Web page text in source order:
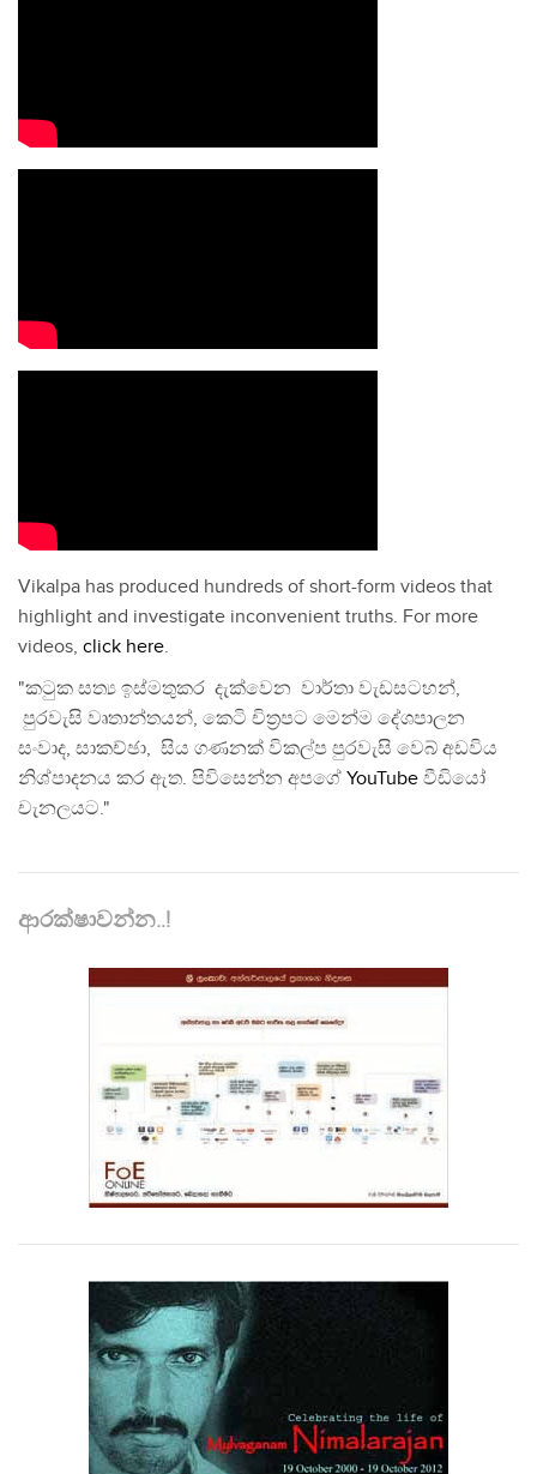
Vikalpa has produced hundreds of short-form videos that
highlight and investigate inconvenient truths. For more
videos, click here.
"කටුක සත්‍ය ඉස්මතුකර දැක්වෙන වාර්තා වැඩසටහන්,
පුරවැසි වෘතාන්තයන්, කෙටි චිත්‍රපට මෙන්ම දේශපාලන
සංවාද, සාකච්ඡා, සිය ගණනක් විකල්ප පුරවැසි වෙබ් අඩවිය
නිශ්පාදනය කර ඇත. පිවිසෙන්න අපගේ YouTube වීඩියෝ
චැනලයට."
ආරක්ෂාවන්න..!